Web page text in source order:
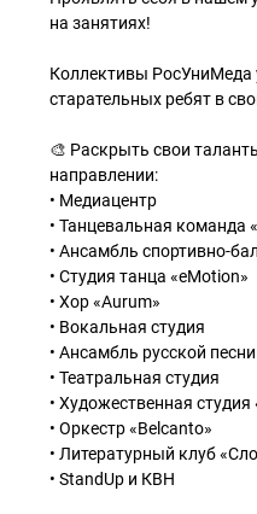
на занятиях!
Коллективы
старательных ребят в
🎨 Раскрыть свои
направлении:
• Медиацентр
• Танцевальная команда
• Ансамбль спортивно-
• Студия танца «eMotion»
• Хор «Aurum»
• Вокальная студия
• Ансамбль русской
• Театральная студия
• Художественная
• Оркестр «Belcanto»
• Литературный клуб
• StandUp и КВН